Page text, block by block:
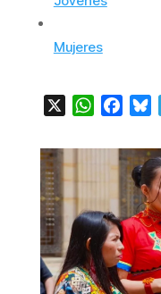
Mujeres
WhatsApp